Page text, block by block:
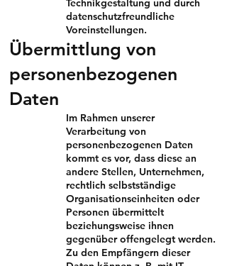
Technikgestaltung und durch
datenschutzfreundliche
Voreinstellungen.
Übermittlung von
personenbezogenen
Daten
Im Rahmen unserer
Verarbeitung von
personenbezogenen Daten
kommt es vor, dass diese an
andere Stellen, Unternehmen,
rechtlich selbstständige
Organisationseinheiten oder
Personen übermittelt
beziehungsweise ihnen
gegenüber offengelegt werden.
Zu den Empfängern dieser